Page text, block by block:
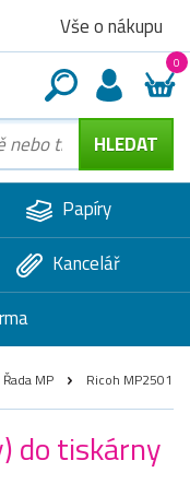
Vše o nákupu
0
Papíry
Kancelář
Řada MP Ricoh MP2501
do tiskárny